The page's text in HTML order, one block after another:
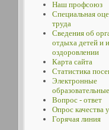
Наш профсоюз
Специальная
труда
Сведения об
отдыха детей и
оздоровлении
Карта сайта
Статистика
Электронные
Вопрос - ответ
Опрос качества
Горячая линия